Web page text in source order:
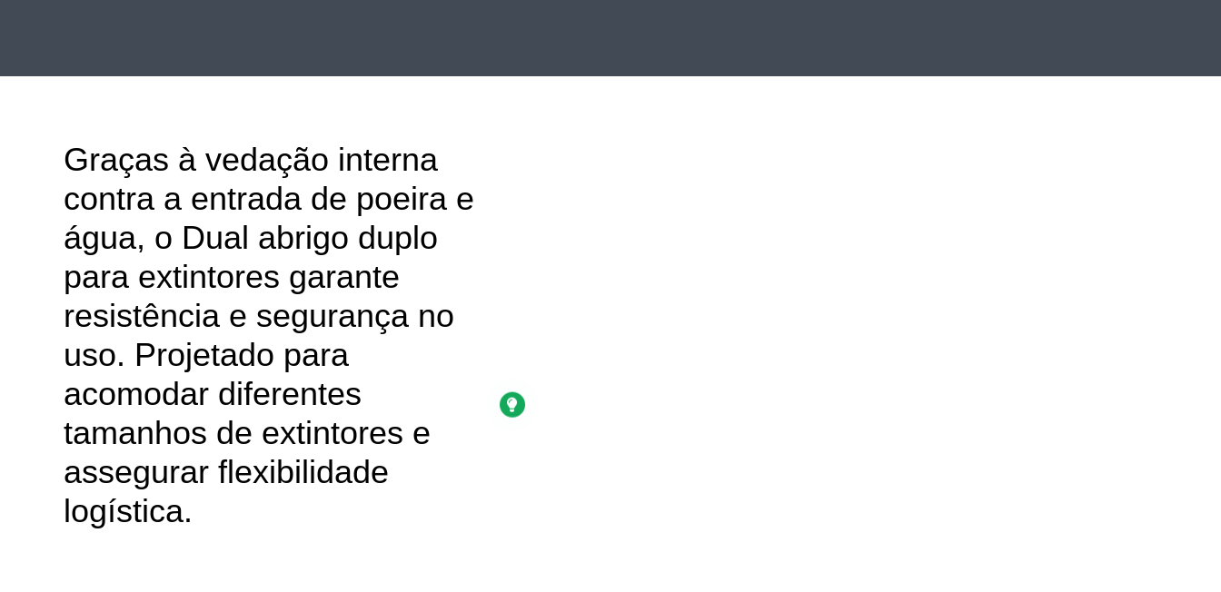
Graças à vedação interna
contra a entrada de poeira e
água, o Dual abrigo duplo
para extintores garante
resistência e segurança no
uso. Projetado para
acomodar diferentes
tamanhos de extintores e
assegurar flexibilidade
logística.